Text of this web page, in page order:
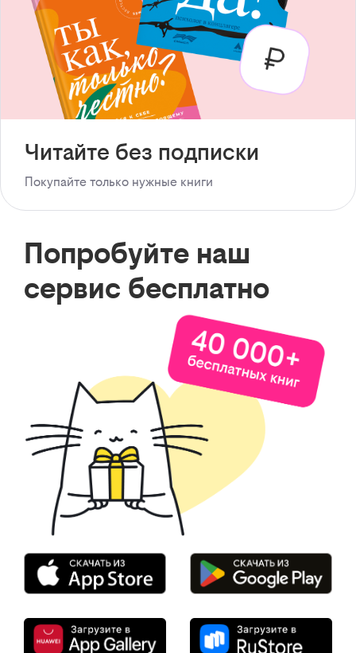
Читайте без подписки
Покупайте только нужные книги
Попробуйте наш
сервис бесплатно